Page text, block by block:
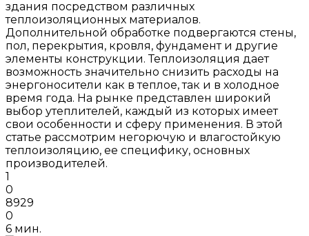
здания посредством различных
теплоизоляционных материалов.
Дополнительной обработке подвергаются стены,
пол, перекрытия, кровля, фундамент и другие
элементы конструкции. Теплоизоляция дает
возможность значительно снизить расходы на
энергоносители как в теплое, так и в холодное
время года. На рынке представлен широкий
выбор утеплителей, каждый из которых имеет
свои особенности и сферу применения. В этой
статье рассмотрим негорючую и влагостойкую
теплоизоляцию, ее специфику, основных
производителей.
1
0
8929
0
6 мин.